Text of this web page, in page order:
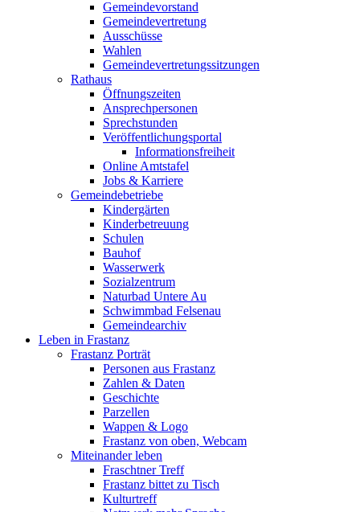
Gemeindevorstand
Gemeindevertretung
Ausschüsse
Wahlen
Gemeindevertretungssitzungen
Rathaus
Öffnungszeiten
Ansprechpersonen
Sprechstunden
Veröffentlichungsportal
Informationsfreiheit
Online Amtstafel
Jobs & Karriere
Gemeindebetriebe
Kindergärten
Kinderbetreuung
Schulen
Bauhof
Wasserwerk
Sozialzentrum
Naturbad Untere Au
Schwimmbad Felsenau
Gemeindearchiv
Leben in Frastanz
Frastanz Porträt
Personen aus Frastanz
Zahlen & Daten
Geschichte
Parzellen
Wappen & Logo
Frastanz von oben, Webcam
Miteinander leben
Fraschtner Treff
Frastanz bittet zu Tisch
Kulturtreff